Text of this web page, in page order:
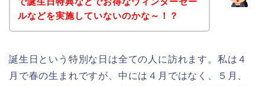
ルなどを実施していないのかな～！？
誕生日という特別な日は全ての人に訪れます。私は４
月で春の生まれですが、中には４月ではなく、５月、